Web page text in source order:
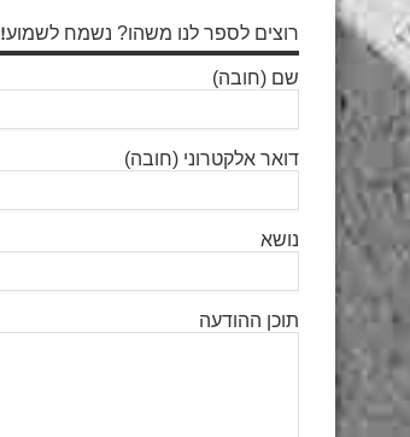
רוצים לספר לנו משהו? נשמח לשמוע!
שם (חובה)
דואר אלקטרוני (חובה)
נושא
תוכן ההודעה